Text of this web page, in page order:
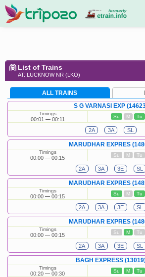
List of Trains
AT: LUCKNOW NR (LKO)
ALL TRAINS
S G VARNASI EXP
Timings
00:01 00:11 Su M Tu
2A 3A SL
MARUDHAR EXPRES
Timings
00:00 00:15 Su M Tu
2A 3A 3E SL
MARUDHAR EXPRES
Timings
00:00 00:15 Su M Tu
2A 3A 3E SL
MARUDHAR EXPRES
Timings
00:00 00:15 Su M Tu
2A 3A 3E SL
BAGH EXPRESS
Timings
00:20 00:30 Su M Tu